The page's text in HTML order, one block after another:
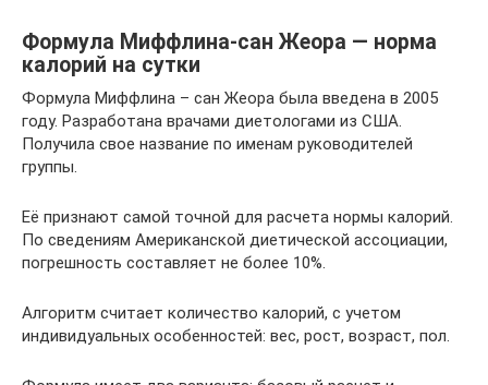
Формула Миффлина-сан Жеора — норма
калорий на сутки
Формула Миффлина – сан Жеора была введена в 2005
году. Разработана врачами диетологами из США.
Получила свое название по именам руководителей
группы.
Её признают самой точной для расчета нормы калорий.
По сведениям Американской диетической ассоциации,
погрешность составляет не более 10%.
Алгоритм считает количество калорий, с учетом
индивидуальных особенностей: вес, рост, возраст, пол.